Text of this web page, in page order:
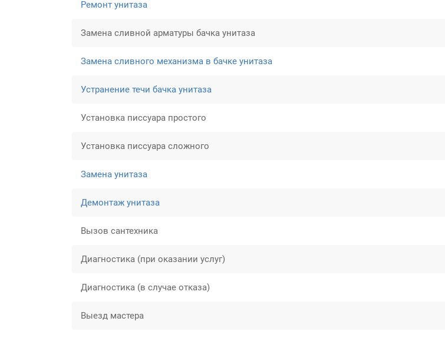
Ремонт унитаза
Замена сливной арматуры бачка унитаза
Замена сливного механизма в бачке унитаза
Устранение течи бачка унитаза
Установка писсуара простого
Установка писсуара сложного
Замена унитаза
Демонтаж унитаза
Вызов сантехника
Диагностика (при оказании услуг)
Диагностика (в случае отказа)
Выезд мастера